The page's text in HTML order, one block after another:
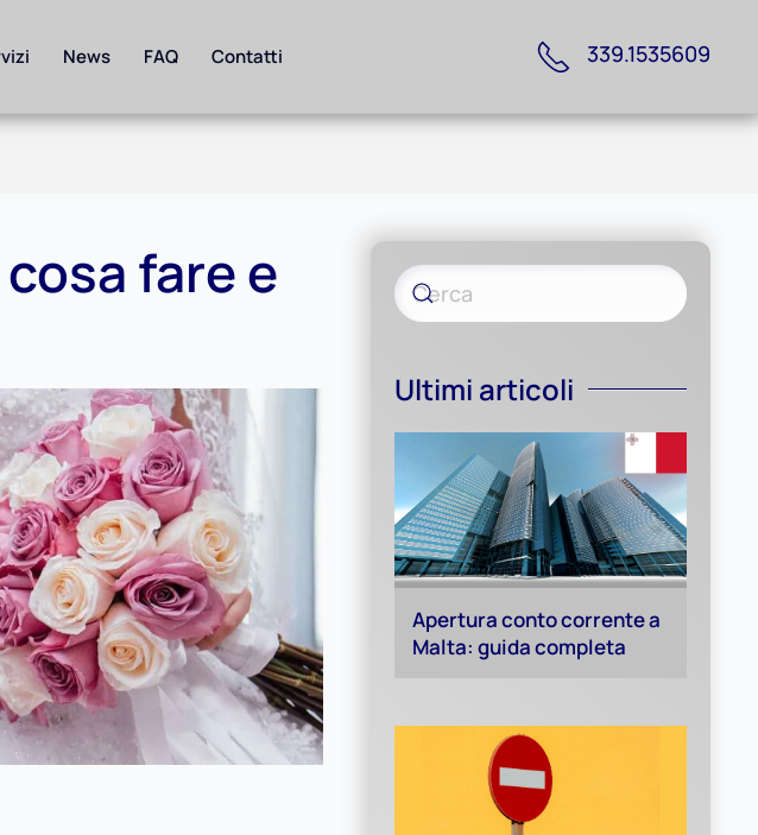
News FAQ Contatti 339.1535609
fare e
Ultimi articoli
Apertura conto corrente a
Malta: guida completa